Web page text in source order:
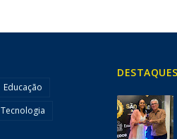
Educação
Tecnologia